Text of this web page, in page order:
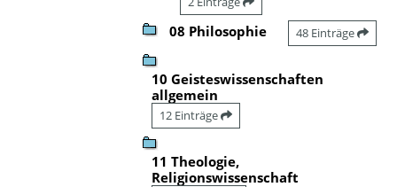
08 Philosophie 48 Einträge
10 Geisteswissenschaften
allgemein
12 Einträge
11 Theologie,
Religionswissenschaft